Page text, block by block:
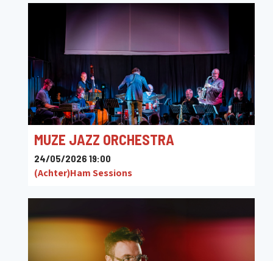
MUZE JAZZ ORCHESTRA
24/05/2026 19:00
(Achter)Ham Sessions